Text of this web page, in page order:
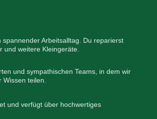
Arbeitsalltag. Du reparierst
und weitere Kleingeräte.
und sympathischen Teams, in dem wir
teilen.
und verfügt über hochwertiges